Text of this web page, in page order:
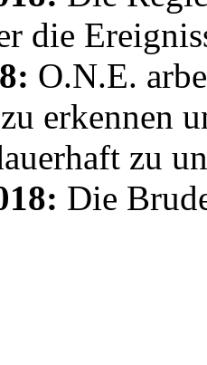
die
O.N.E.
erkennen
zu
Die